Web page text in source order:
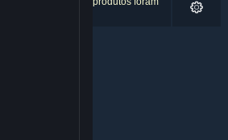
preferências.